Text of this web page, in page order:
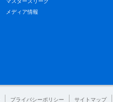
メディア情報
プライバシーポリシー サイトマップ